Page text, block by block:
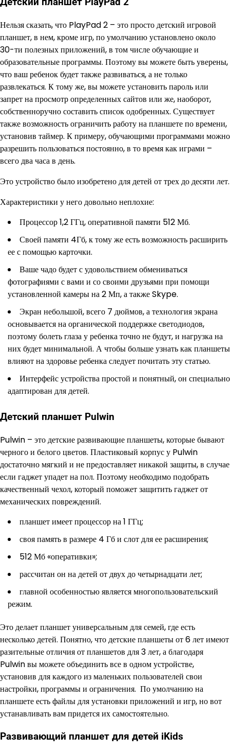
Детский планшет PlayPad 2
Нельзя сказать, что PlayPad 2 – это просто детский игровой
планшет, в нем, кроме игр, по умолчанию установлено около
30-ти полезных приложений, в том числе обучающие и
образовательные программы. Поэтому вы можете быть уверены,
что ваш ребенок будет также развиваться, а не только
развлекаться. К тому же, вы можете установить пароль или
запрет на просмотр определенных сайтов или же, наоборот,
собственноручно составить список одобренных. Существует
также возможность ограничить работу на планшете по времени,
установив таймер. К примеру, обучающими программами можно
разрешить пользоваться постоянно, в то время как играми –
всего два часа в день.
Это устройство было изобретено для детей от трех до десяти лет.
Характеристики у него довольно неплохие:
Процессор 1,2 ГГц, оперативной памяти 512 Мб.
Своей памяти 4Гб, к тому же есть возможность расширить
ее с помощью карточки.
Ваше чадо будет с удовольствием обмениваться
фотографиями с вами и со своими друзьями при помощи
установленной камеры на 2 Мп, а также Skype.
Экран небольшой, всего 7 дюймов, а технология экрана
основывается на органической поддержке светодиодов,
поэтому болеть глаза у ребенка точно не будут, и нагрузка на
них будет минимальной. А чтобы больше узнать как планшеты
влияют на здоровье ребенка следует почитать эту статью.
Интерфейс устройства простой и понятный, он специально
адаптирован для детей.
Детский планшет Pulwin
Pulwin – это детские развивающие планшеты, которые бывают
черного и белого цветов. Пластиковый корпус у Pulwin
достаточно мягкий и не предоставляет никакой защиты, в случае
если гаджет упадет на пол. Поэтому необходимо подобрать
качественный чехол, который поможет защитить гаджет от
механических повреждений.
планшет имеет процессор на 1 ГГц;
своя память в размере 4 Гб и слот для ее расширения;
512 Мб «оперативки»;
рассчитан он на детей от двух до четырнадцати лет;
главной особенностью является многопользовательский
режим.
Это делает планшет универсальным для семей, где есть
несколько детей. Понятно, что детские планшеты от 6 лет имеют
разительные отличия от планшетов для 3 лет, а благодаря
Pulwin вы можете объединить все в одном устройстве,
установив для каждого из маленьких пользователей свои
настройки, программы и ограничения. По умолчанию на
планшете есть файлы для установки приложений и игр, но вот
устанавливать вам придется их самостоятельно.
Развивающий планшет для детей iKids